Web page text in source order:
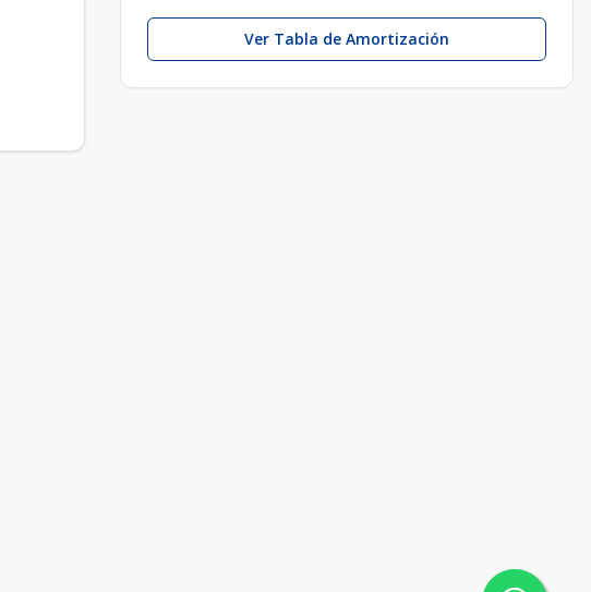
Ver Tabla de Amortización